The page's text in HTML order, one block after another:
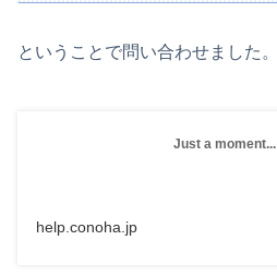
ということで問い合わせました。
Just a moment...
help.conoha.jp